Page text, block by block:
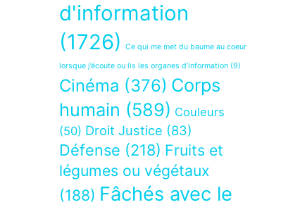
d'information
(1726)
Ce qui me met du baume au coeur
lorsque j’écoute ou lis les organes d’information (9)
Cinéma (376) Corps
humain (589) Couleurs
(50) Droit Justice (83)
Défense (218) Fruits et
légumes ou végétaux
(188) Fâchés avec le